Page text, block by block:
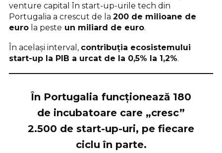
venture capital în start-up-urile tech din
Portugalia a crescut de la 200 de milioane de
euro la peste un miliard de euro.
În același interval, contribuția ecosistemului
start-up la PIB a urcat de la 0,5% la 1,2%.
În Portugalia funcționează 180
de incubatoare care „cresc”
2.500 de start-up-uri, pe fiecare
ciclu în parte.